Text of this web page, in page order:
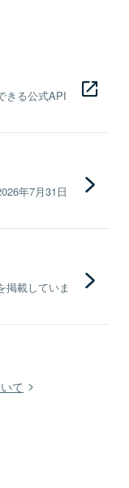
きる公式API
年7月31日
掲載していま
て